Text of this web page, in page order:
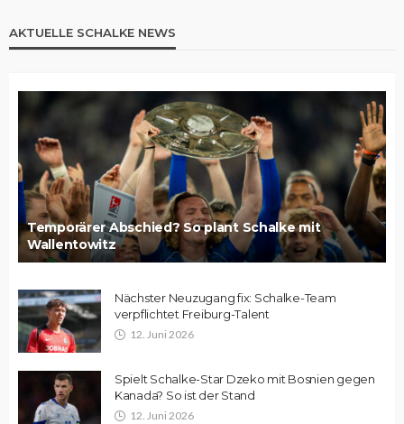
AKTUELLE SCHALKE NEWS
Temporärer Abschied? So plant Schalke mit
Wallentowitz
Nächster Neuzugang fix: Schalke-Team
verpflichtet Freiburg-Talent
12. Juni 2026
Spielt Schalke-Star Dzeko mit Bosnien gegen
Kanada? So ist der Stand
12. Juni 2026